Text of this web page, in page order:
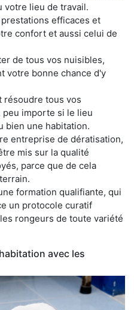
votre lieu de travail.
efficaces et
confort et aussi celui de
de tous vos nuisibles,
votre bonne chance d'y
résoudre tous vos
peu importe si le lieu
bien une habitation.
entreprise de dératisation,
mis sur la qualité
parce que de cela
formation qualifiante, qui
un protocole curatif
rongeurs de toute variété
avec les